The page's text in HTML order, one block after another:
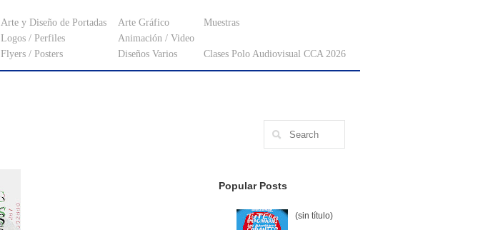
Arte y Diseño de Portadas Arte Gráfico
Muestras
Logos / Perfiles
Animación / Video
Flyers / Posters Diseños Varios Clases Polo Audiovisual CCA 2026
Popular Posts
(sin título)